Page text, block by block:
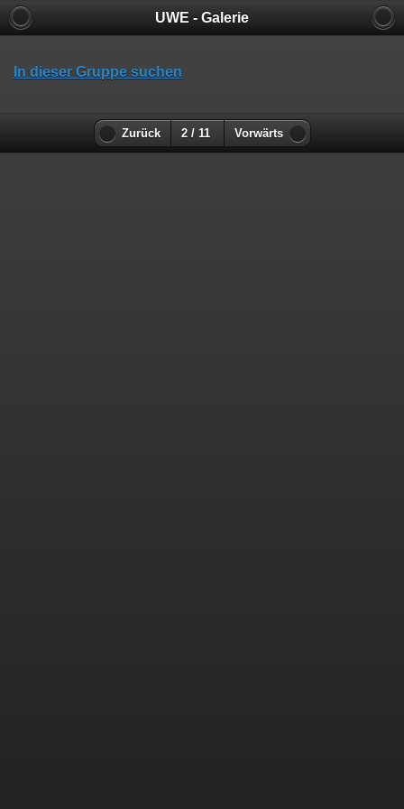
UWE - Galerie
In dieser Gruppe suchen
Zurück 2 / 11 Vorwärts